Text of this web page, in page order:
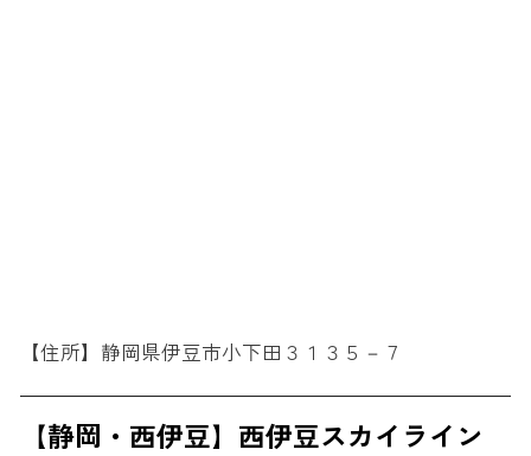
【住所】静岡県伊豆市小下田３１３５－７
【静岡・西伊豆】西伊豆スカイライン